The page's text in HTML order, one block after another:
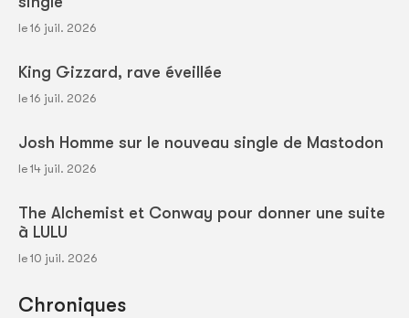
le 16 juil. 2026
King Gizzard, rave éveillée
le 16 juil. 2026
Josh Homme sur le nouveau single de Mastodon
le 14 juil. 2026
The Alchemist et Conway pour donner une suite
à LULU
le 10 juil. 2026
Chroniques